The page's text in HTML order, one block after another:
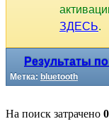
ЗДЕСЬ.
Результаты
Метка: bluetooth
На поиск затрачено